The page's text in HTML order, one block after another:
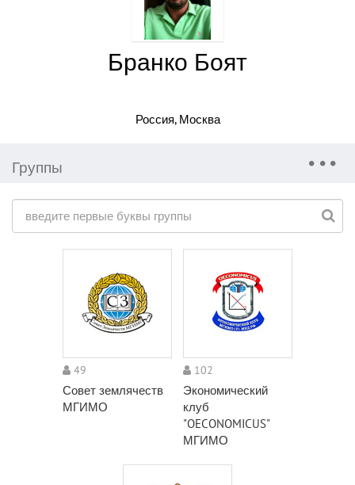
Бранко Боят
Россия, Москва
Группы
49
Совет землячеств
МГИМО
102
Экономический
клуб
"OECONOMICUS"
МГИМО